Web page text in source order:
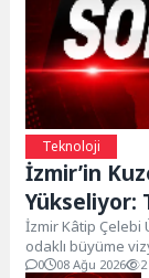
Teknoloji
İzmir’in
Yükseliyor:
Süreci
İzmir Kâtip Çelebi
odaklı büyüme
0 08 Ağu 2026 2